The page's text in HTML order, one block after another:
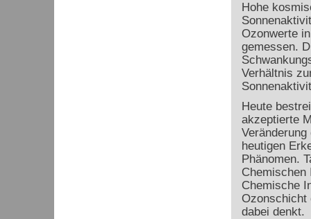
Hohe
Ozonwerte
gemessen.
Verhältnis
Heute
akzeptierte
heutigen
Phänomen.
Chemischen
Chemische
Ozonschicht
dabei denkt.